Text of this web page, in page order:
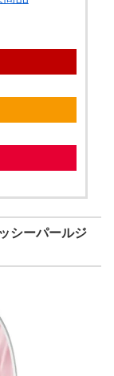
シーパールジ